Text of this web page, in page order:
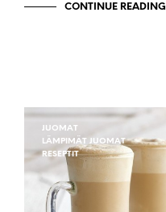
CONTINUE READING
JUOMAT
LÄMPIMÄT JUOMAT
RESEPTIT